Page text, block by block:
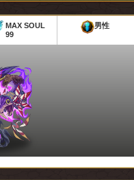
MAX SOUL
99
男性